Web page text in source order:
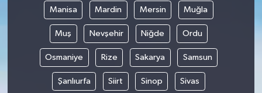
Manisa Mardin Mersin Muğla
Muş Nevşehir Niğde Ordu
Osmaniye Rize Sakarya Samsun
Şanlıurfa Siirt Sinop Sivas